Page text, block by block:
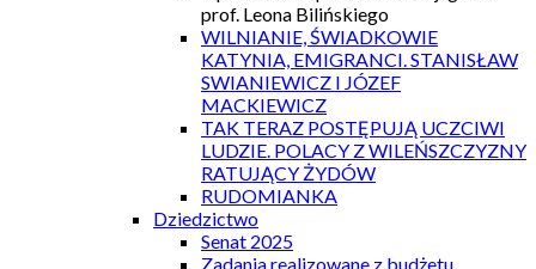
prof. Leona Bilińskiego
WILNIANIE, ŚWIADKOWIE
KATYNIA, EMIGRANCI. STANISŁAW
SWIANIEWICZ I JÓZEF
MACKIEWICZ
TAK TERAZ POSTĘPUJĄ UCZCIWI
LUDZIE. POLACY Z WILEŃSZCZYZNY
RATUJĄCY ŻYDÓW
RUDOMIANKA
Dziedzictwo
Senat 2025
Zadania realizowane z budżetu